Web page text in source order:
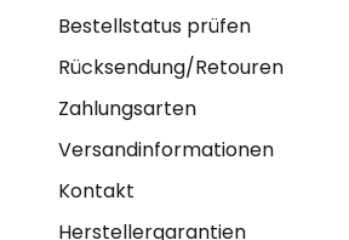
Bestellstatus prüfen
Rücksendung/Retouren
Zahlungsarten
Versandinformationen
Kontakt
Herstellergarantien